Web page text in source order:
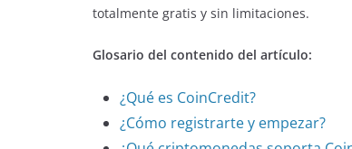
totalmente gratis y sin limitaciones.
Glosario del contenido del artículo:
¿Qué es CoinCredit?
¿Cómo registrarte y empezar?